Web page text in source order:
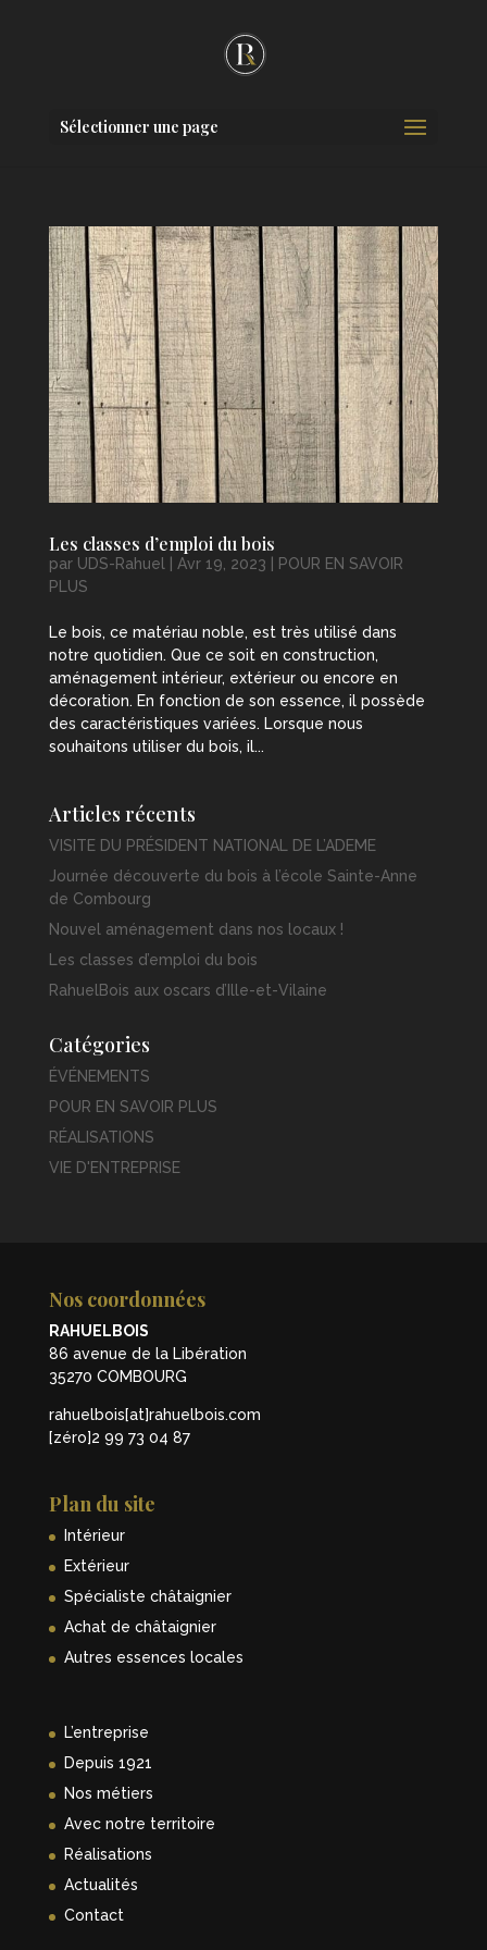
Sélectionner une page
Les classes d’emploi du bois
par UDS-Rahuel Avr 19, 2023
POUR EN SAVOIR
PLUS
Le bois, ce matériau noble, est très utilisé dans
notre quotidien. Que ce soit en construction,
aménagement intérieur, extérieur ou encore en
décoration. En fonction de son essence, il possède
des caractéristiques variées. Lorsque nous
souhaitons utiliser du bois, il...
Articles récents
VISITE DU PRÉSIDENT NATIONAL DE L’ADEME
Journée découverte du bois à l’école Sainte-Anne
de Combourg
Nouvel aménagement dans nos locaux !
Les classes d’emploi du bois
RahuelBois aux oscars d’Ille-et-Vilaine
Catégories
ÉVÉNEMENTS
POUR EN SAVOIR PLUS
RÉALISATIONS
VIE D'ENTREPRISE
Nos coordonnées
RAHUELBOIS
86 avenue de la Libération
35270 COMBOURG
rahuelbois[at]rahuelbois.com
[zéro]2 99 73 04 87
Plan du site
Intérieur
Extérieur
Spécialiste châtaignier
Achat de châtaignier
Autres essences locales
L’entreprise
Depuis 1921
Nos métiers
Avec notre territoire
Réalisations
Actualités
Contact